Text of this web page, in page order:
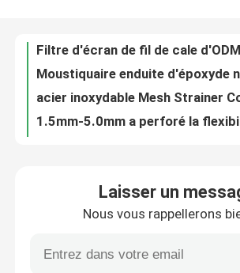
Nous contacter
Les affaires
Laisser un
Nous vous rappellerons